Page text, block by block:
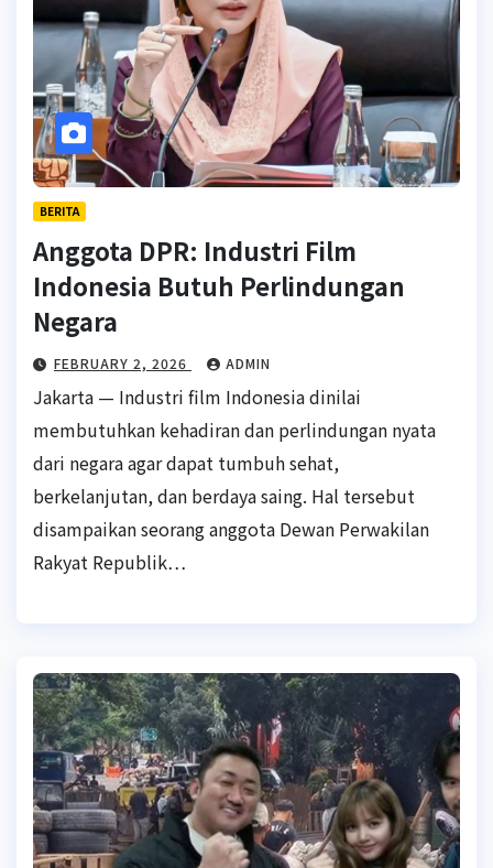
BERITA
Anggota DPR: Industri Film
Indonesia Butuh Perlindungan
Negara
FEBRUARY 2, 2026 ADMIN
Jakarta — Industri film Indonesia dinilai
membutuhkan kehadiran dan perlindungan nyata
dari negara agar dapat tumbuh sehat,
berkelanjutan, dan berdaya saing. Hal tersebut
disampaikan seorang anggota Dewan Perwakilan
Rakyat Republik…